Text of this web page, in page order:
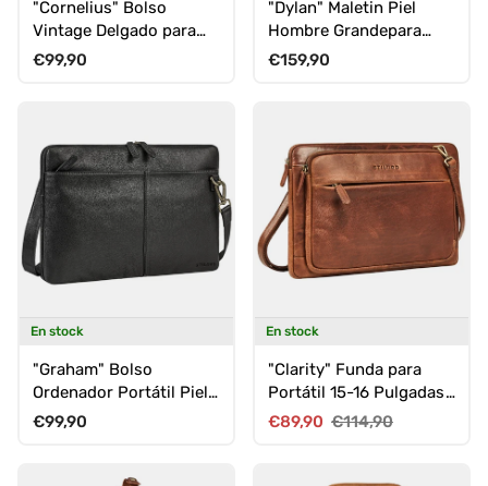
"Cornelius" Bolso
Vintage Delgado para
Portátil 15-16 Pulgadas
Precio normal
€99,90
"Dylan" Maletin Piel
Hombre Grandepara
Portátil 16 Pulgadas &
Precio normal
€159,90
En stock
"Graham" Bolso
Ordenador Portátil Piel
15.6 Pulgadas con
Precio normal
€99,90
En stock
"Clarity" Funda para
Portátil 15-16 Pulgadas
Cuero para Hombre
Precio de venta
€89,90 Precio normal
€114,90